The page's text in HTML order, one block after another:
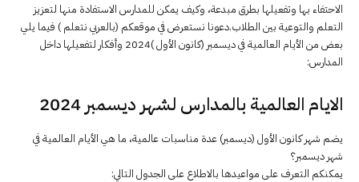
الاحتفاء بها وتفعيلها بطرق مبدعة، وكيف يمكن للمدارس الاستفادة منها لتعزيز
التعلم والتوعية بين الطلاب.دعونا نستعرض في موقعكم (بالعربي نتعلم ) فيما يلي
بعض من الأيام العالمية في ديسمبر (كانون الأول )2024 وأفكار لتفعيلها داخل
المدارس:
الايام العالمية بالمدارس لشهر ديسمبر 2024
يضم شهر كانون الأول (ديسمبر) عدة مناسبات عالمية، ما هي الأيام العالمية في
شهر ديسمبر؟
يمكنكم التعرف على مواعيدها بالاطلاع على الجدول التالي: